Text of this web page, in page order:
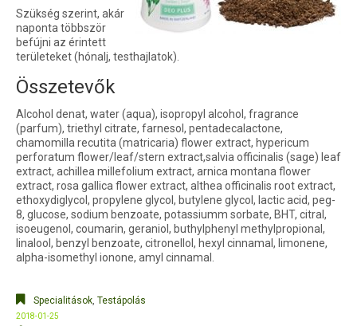
Szükség szerint, akár
naponta többször
befújni az érintett
területeket (hónalj, testhajlatok).
Összetevők
Alcohol denat, water (aqua), isopropyl alcohol, fragrance
(parfum), triethyl citrate, farnesol, pentadecalactone,
chamomilla recutita (matricaria) flower extract, hypericum
perforatum flower/leaf/stern extract,salvia officinalis (sage) leaf
extract, achillea millefolium extract, arnica montana flower
extract, rosa gallica flower extract, althea officinalis root extract,
ethoxydiglycol, propylene glycol, butylene glycol, lactic acid, peg-
8, glucose, sodium benzoate, potassiumm sorbate, BHT, citral,
isoeugenol, coumarin, geraniol, buthylphenyl methylpropional,
linalool, benzyl benzoate, citronellol, hexyl cinnamal, limonene,
alpha-isomethyl ionone, amyl cinnamal.
Specialitások, Testápolás
2018-01-25